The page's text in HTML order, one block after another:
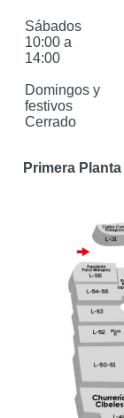
Sábados
10:00 a
14:00
Domingos y
festivos
Cerrado
Primera Planta